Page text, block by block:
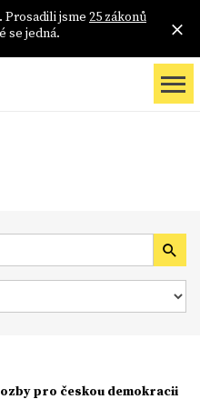
Prosadili jsme 25 zákonů
se jedná.
pro českou demokracii